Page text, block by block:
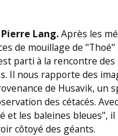
Pierre Lang.Après les
de mouillage de "Thoé"
parti à la rencontre
Il nous rapporte des
de Husavik, un
des cétacés.
et les baleines bleues", il
côtoyé des géants.